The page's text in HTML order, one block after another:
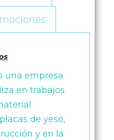
una empresa
en trabajos
de yeso,
y en la